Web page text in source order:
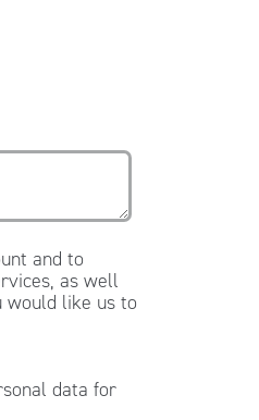
and to
as well
would like us to
data for